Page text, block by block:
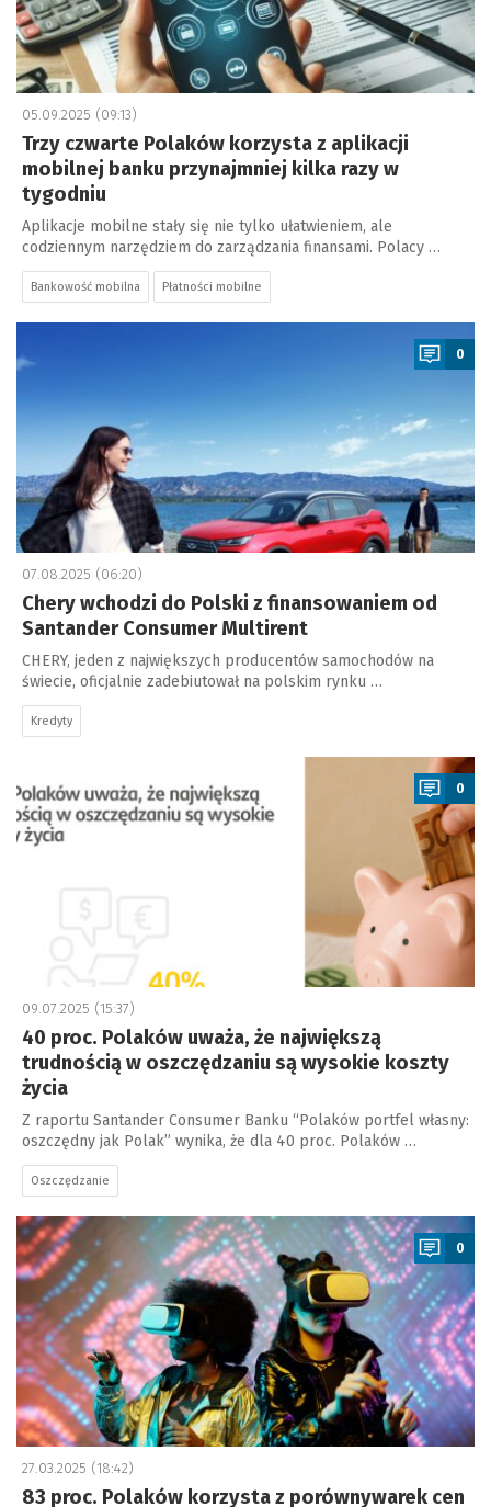
05.09.2025 (09:13)
Trzy czwarte Polaków korzysta z aplikacji
mobilnej banku przynajmniej kilka razy w
tygodniu
Aplikacje mobilne stały się nie tylko ułatwieniem, ale
codziennym narzędziem do zarządzania finansami. Polacy …
Bankowość mobilna Płatności mobilne
a
0
07.08.2025 (06:20)
Chery wchodzi do Polski z finansowaniem od
Santander Consumer Multirent
CHERY, jeden z największych producentów samochodów na
świecie, oficjalnie zadebiutował na polskim rynku …
Kredyty
0
09.07.2025 (15:37)
40 proc. Polaków uważa, że największą
trudnością w oszczędzaniu są wysokie koszty
życia
Z raportu Santander Consumer Banku “Polaków portfel własny:
oszczędny jak Polak” wynika, że dla 40 proc. Polaków …
Oszczędzanie
a
0
27.03.2025 (18:42)
83 proc. Polaków korzysta z porównywarek cen